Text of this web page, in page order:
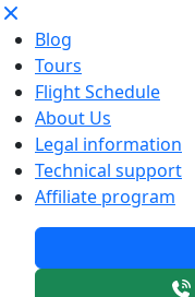
Blog
Tours
Flight Schedule
About Us
Legal information
Technical support
Affiliate program